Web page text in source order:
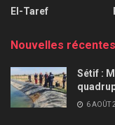
El-Taref
Nouvelles récentes
Sétif :
6 AOÛT